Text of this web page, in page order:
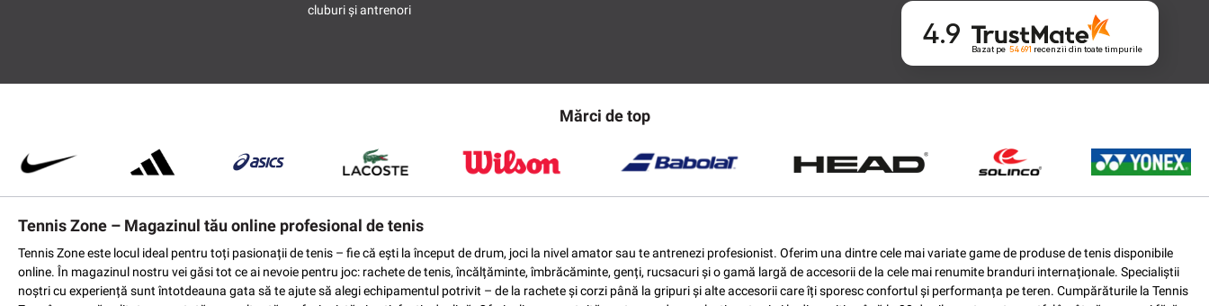
cluburi și antrenori
4.9 Bazat pe 54 691 recenzii din toate timpurile
Mărci de top
Tennis Zone – Magazinul tău online profesional de tenis
Tennis Zone este locul ideal pentru toți pasionații de tenis – fie că ești la început de drum, joci la nivel amator sau te antrenezi profesionist. Oferim una dintre cele mai variate game de produse de tenis disponibile
online. În magazinul nostru vei găsi tot ce ai nevoie pentru joc: rachete de tenis, încălțăminte, îmbrăcăminte, genți, rucsacuri și o gamă largă de accesorii de la cele mai renumite branduri internaționale. Specialiștii
noștri cu experiență sunt întotdeauna gata să te ajute să alegi echipamentul potrivit – de la rachete și corzi până la gripuri și alte accesorii care îți sporesc confortul și performanța pe teren. Cumpărăturile la Tennis